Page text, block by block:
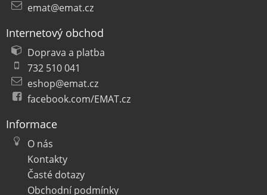
emat@emat.cz
Internetový obchod
Doprava a platba
732 510 041
eshop@emat.cz
facebook.com/EMAT.cz
Informace
O nás
Kontakty
Časté dotazy
Obchodní podmínky